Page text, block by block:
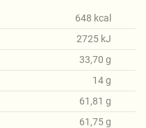
648 kcal
2725 kJ
33,70 g
14g
61,81 g
61,75g